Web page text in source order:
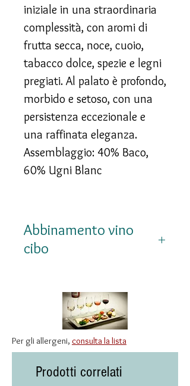
iniziale in una straordinaria
complessità, con aromi di
frutta secca, noce, cuoio,
tabacco dolce, spezie e legni
pregiati. Al palato è profondo,
morbido e setoso, con una
persistenza eccezionale e
una raffinata eleganza.
Assemblaggio: 40% Baco,
60% Ugni Blanc
Abbinamento vino
cibo
con preparazioni nobili come
foie gras, tartufi, formaggi di
lunga stagionatura, dessert
al cioccolato amaro o
semplicemente come
Per gli allergeni, consulta la lista
Prodotti correlati